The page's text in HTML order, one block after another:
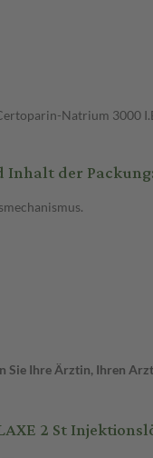
Natrium 3000
Inhalt der
Sie Ihre Ärztin, Ihren
2 St